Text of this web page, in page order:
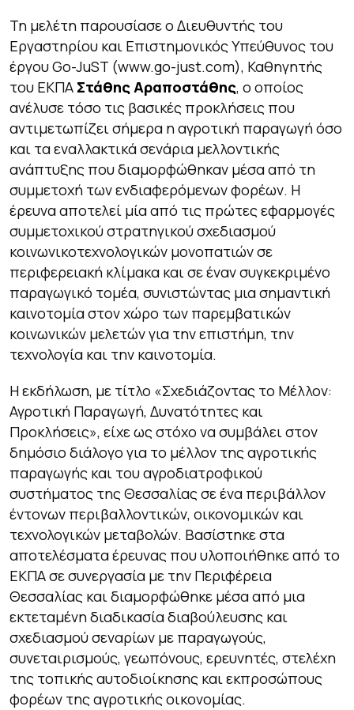
Τη μελέτη παρουσίασε ο Διευθυντής του
Εργαστηρίου και Επιστημονικός Υπεύθυνος του
έργου Go-JuST (www.go-just.com), Καθηγητής
του ΕΚΠΑ Στάθης Αραποστάθης, ο οποίος
ανέλυσε τόσο τις βασικές προκλήσεις που
αντιμετωπίζει σήμερα η αγροτική παραγωγή όσο
και τα εναλλακτικά σενάρια μελλοντικής
ανάπτυξης που διαμορφώθηκαν μέσα από τη
συμμετοχή των ενδιαφερόμενων φορέων. Η
έρευνα αποτελεί μία από τις πρώτες εφαρμογές
συμμετοχικού στρατηγικού σχεδιασμού
κοινωνικοτεχνολογικών μονοπατιών σε
περιφερειακή κλίμακα και σε έναν συγκεκριμένο
παραγωγικό τομέα, συνιστώντας μια σημαντική
καινοτομία στον χώρο των παρεμβατικών
κοινωνικών μελετών για την επιστήμη, την
τεχνολογία και την καινοτομία.
Η εκδήλωση, με τίτλο «Σχεδιάζοντας το Μέλλον:
Αγροτική Παραγωγή, Δυνατότητες και
Προκλήσεις», είχε ως στόχο να συμβάλει στον
δημόσιο διάλογο για το μέλλον της αγροτικής
παραγωγής και του αγροδιατροφικού
συστήματος της Θεσσαλίας σε ένα περιβάλλον
έντονων περιβαλλοντικών, οικονομικών και
τεχνολογικών μεταβολών. Βασίστηκε στα
αποτελέσματα έρευνας που υλοποιήθηκε από το
ΕΚΠΑ σε συνεργασία με την Περιφέρεια
Θεσσαλίας και διαμορφώθηκε μέσα από μια
εκτεταμένη διαδικασία διαβούλευσης και
σχεδιασμού σεναρίων με παραγωγούς,
συνεταιρισμούς, γεωπόνους, ερευνητές, στελέχη
της τοπικής αυτοδιοίκησης και εκπροσώπους
φορέων της αγροτικής οικονομίας.